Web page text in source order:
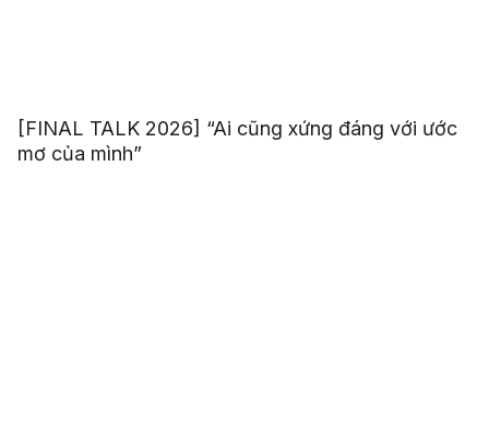
[FINAL TALK 2026] “Ai cũng xứng đáng với ước
mơ của mình”